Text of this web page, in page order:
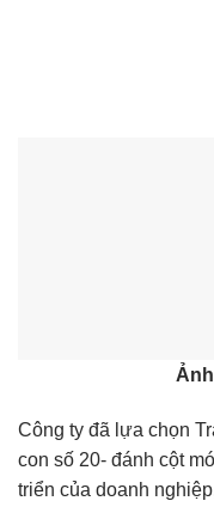
Công ty đã lựa chọn
con số 20- đánh cột
triển của doanh